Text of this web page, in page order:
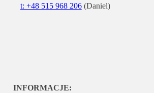
t: +48 515 968 206(Daniel)
INFORMACJE: